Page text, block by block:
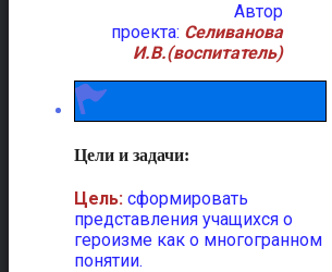
Автор
проекта: Селиванова
И.В.(воспитатель)
Цели и задачи:
Цель: сформировать
представления учащихся о
героизме как о многогранном
понятии.